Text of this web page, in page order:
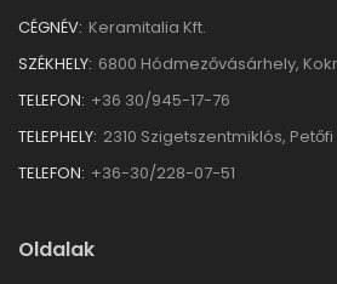
CÉGNÉV: Keramitalia Kft.
SZÉKHELY: 6800 Hódmezővásárhely,
TELEFON: +36 30/945-17-76
TELEPHELY: 2310 Szigetszentmiklós, Petőfi
TELEFON: +36-30/228-07-51
Oldalak